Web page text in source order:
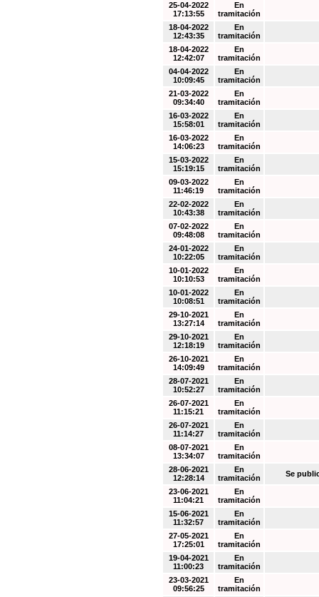
25-04-2022
17:13:55
En
tramitación
18-04-2022
12:43:35
En
tramitación
18-04-2022
12:42:07
En
tramitación
04-04-2022
10:09:45
En
tramitación
21-03-2022
09:34:40
En
tramitación
16-03-2022
15:58:01
En
tramitación
16-03-2022
14:06:23
En
tramitación
15-03-2022
15:19:15
En
tramitación
09-03-2022
11:46:19
En
tramitación
22-02-2022
10:43:38
En
tramitación
07-02-2022
09:48:08
En
tramitación
24-01-2022
10:22:05
En
tramitación
10-01-2022
10:10:53
En
tramitación
10-01-2022
10:08:51
En
tramitación
29-10-2021
13:27:14
En
tramitación
29-10-2021
12:18:19
En
tramitación
26-10-2021
14:09:49
En
tramitación
28-07-2021
10:52:27
En
tramitación
26-07-2021
11:15:21
En
tramitación
26-07-2021
11:14:27
En
tramitación
08-07-2021
13:34:07
En
tramitación
28-06-2021
12:28:14
En
tramitación
Se
23-06-2021
11:04:21
En
tramitación
15-06-2021
11:32:57
En
tramitación
27-05-2021
17:25:01
En
tramitación
19-04-2021
11:00:23
En
tramitación
23-03-2021
09:56:25
En
tramitación